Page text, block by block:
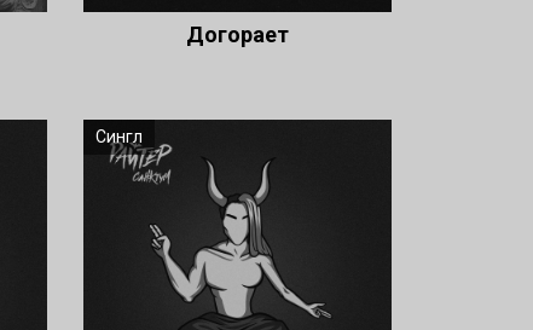
Догорает
Сингл